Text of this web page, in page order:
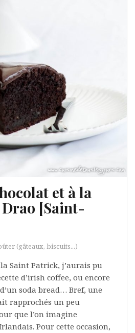
et à la
[Saint-
(gâteaux, biscuits...)
Saint Patrick, j’aurais pu
d’irish coffee, ou encore
soda bread… Bref, une
rapprochés un peu
que l’on imagine
Pour cette occasion,